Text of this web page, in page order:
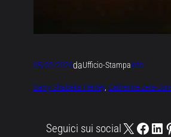
05/02/2026daUfficio-StampaInfo
Barry Shabaka Henley, Catherine Zeta-
Seguici sui socialX